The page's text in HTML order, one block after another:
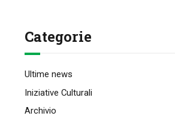
Categorie
Ultime news
Iniziative Culturali
Archivio